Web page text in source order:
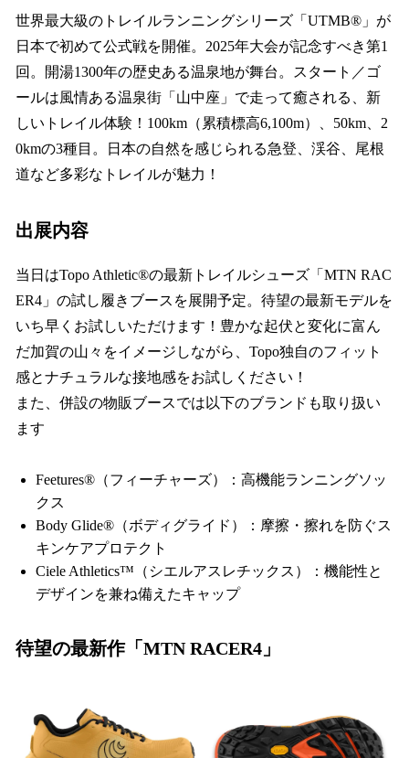
世界最大級のトレイルランニングシリーズ「UTMB®」が
日本で初めて公式戦を開催。2025年大会が記念すべき第1
回。開湯1300年の歴史ある温泉地が舞台。スタート／ゴ
ールは風情ある温泉街「山中座」で走って癒される、新
しいトレイル体験！100km（累積標高6,100m）、50km、2
0kmの3種目。日本の自然を感じられる急登、渓谷、尾根
道など多彩なトレイルが魅力！
出展内容
当日はTopo Athletic®の最新トレイルシューズ「MTN RAC
ER4」の試し履きブースを展開予定。待望の最新モデルを
いち早くお試しいただけます！豊かな起伏と変化に富ん
だ加賀の山々をイメージしながら、Topo独自のフィット
感とナチュラルな接地感をお試しください！
また、併設の物販ブースでは以下のブランドも取り扱い
ます
Feetures®（フィーチャーズ）：高機能ランニングソッ
クス
Body Glide®（ボディグライド）：摩擦・擦れを防ぐス
キンケアプロテクト
Ciele Athletics™（シエルアスレチックス）：機能性と
デザインを兼ね備えたキャップ
待望の最新作「MTN RACER4」